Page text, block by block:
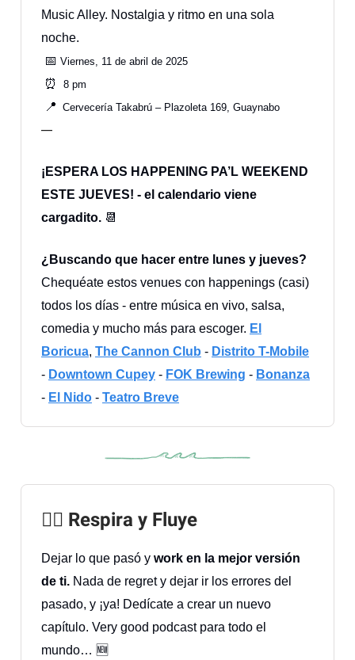
Music Alley. Nostalgia y ritmo en una sola
noche.
📅 Viernes, 11 de abril de 2025
⏰ 8 pm
📍 Cervecería Takabrú – Plazoleta 169, Guaynabo
—
¡ESPERA LOS HAPPENING PA’L WEEKEND
ESTE JUEVES! - el calendario viene
cargadito. 📆
¿Buscando que hacer entre lunes y jueves?
Chequéate estos venues con happenings (casi)
todos los días - entre música en vivo, salsa,
comedia y mucho más para escoger. El
Boricua, The Cannon Club - Distrito T-Mobile
- Downtown Cupey - FOK Brewing - Bonanza
- El Nido - Teatro Breve
🧘‍♀️ Respira y Fluye
Dejar lo que pasó y work en la mejor versión
de ti. Nada de regret y dejar ir los errores del
pasado, y ¡ya! Dedícate a crear un nuevo
capítulo. Very good podcast para todo el
mundo… 🆕